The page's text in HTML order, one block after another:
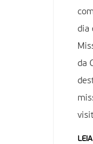
dia
da